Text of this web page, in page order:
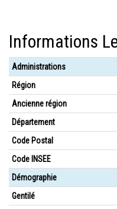
Informations
Administrations
Région
Ancienne région
Département
Code Postal
Code INSEE
Démographie
Gentilé